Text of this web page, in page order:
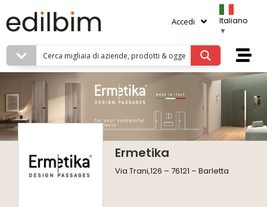
Accedi
Italiano
▼
Ermetika
Via Trani,126 – 76121 – Barletta